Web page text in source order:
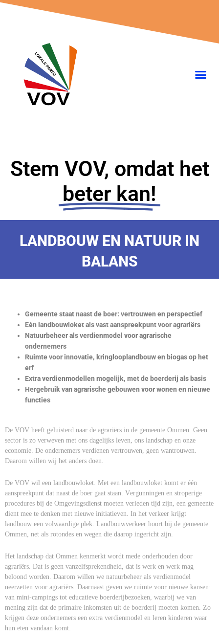
Ga
Stem VOV, omdat het
beter kan!
LANDBOUW EN NATUUR IN
BALANS
Gemeente staat naast de boer: vertrouwen en perspectief
Eén landbouwloket als vast aanspreekpunt voor agrariërs
Natuurbeheer als verdienmodel voor agrarische
ondernemers
Ruimte voor innovatie, kringlooplandbouw en biogas op het
erf
Extra verdienmodellen mogelijk, met de boerderij als basis
Hergebruik van agrarische gebouwen voor wonen en nieuwe
functies
De VOV heeft geluisterd naar de agrariërs in de gemeente Ommen. Geen
sector is zo verweven met ons dagelijks leven, ons landschap en onze
economie. De ondernemers verdienen vertrouwen, geen wantrouwen.
Daarom willen wij het anders doen.
De VOV wil een landbouwloket. Met een landbouwloket komt er één
aanspreekpunt dat naast de boer gaat staan. Vergunningen en stroperige
procedures bij de Omgevingsdienst moeten verleden tijd zijn, een gemeente
dient mee te denken met nieuwe initiatieven. In het verkeer krijgt
landbouw een volwaardige plek. Landbouwverkeer hoort bij de gemeente
Ommen, net als rotondes en wegen die daarop ingericht zijn.
Het landschap dat Ommen kenmerkt wordt mede onderhouden door
agrariërs. Dat is geen vanzelfsprekendheid, dat is werk en werk mag
beloond worden. Daarom willen we natuurbeheer als verdienmodel
neerzetten voor agrariërs. Daarnaast geven we ruimte voor nieuwe kansen:
van mini-campings tot educatieve boerderijbezoeken, waarbij we van
mening zijn dat de primaire inkomsten uit de boerderij moeten komen. Zo
krijgen deze ondernemers een extra verdienmodel en leren kinderen waar
hun eten vandaan komt.